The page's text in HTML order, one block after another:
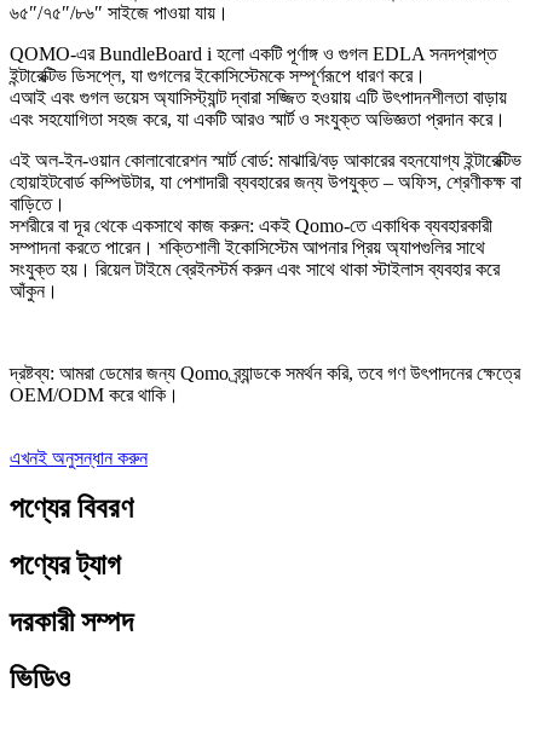
৬৫″/৭৫″/৮৬″ সাইজে পাওয়া যায়।
QOMO-এর BundleBoard i হলো একটি পূর্ণাঙ্গ ও গুগল EDLA সনদপ্রাপ্ত
ইন্টারেক্টিভ ডিসপ্লে, যা গুগলের ইকোসিস্টেমকে সম্পূর্ণরূপে ধারণ করে।
এআই এবং গুগল ভয়েস অ্যাসিস্ট্যান্ট দ্বারা সজ্জিত হওয়ায় এটি উৎপাদনশীলতা বাড়ায়
এবং সহযোগিতা সহজ করে, যা একটি আরও স্মার্ট ও সংযুক্ত অভিজ্ঞতা প্রদান করে।
এই অল-ইন-ওয়ান কোলাবোরেশন স্মার্ট বোর্ড: মাঝারি/বড় আকারের বহনযোগ্য ইন্টারেক্টিভ
হোয়াইটবোর্ড কম্পিউটার, যা পেশাদারী ব্যবহারের জন্য উপযুক্ত – অফিস, শ্রেণীকক্ষ বা
বাড়িতে।
সশরীরে বা দূর থেকে একসাথে কাজ করুন: একই Qomo-তে একাধিক ব্যবহারকারী
সম্পাদনা করতে পারেন। শক্তিশালী ইকোসিস্টেম আপনার প্রিয় অ্যাপগুলির সাথে
সংযুক্ত হয়। রিয়েল টাইমে ব্রেইনস্টর্ম করুন এবং সাথে থাকা স্টাইলাস ব্যবহার করে
আঁকুন।
দ্রষ্টব্য: আমরা ডেমোর জন্য Qomo ব্র্যান্ডকে সমর্থন করি, তবে গণ উৎপাদনের ক্ষেত্রে
OEM/ODM করে থাকি।
এখনই অনুসন্ধান করুন
পণ্যের বিবরণ
পণ্যের ট্যাগ
দরকারী সম্পদ
ভিডিও